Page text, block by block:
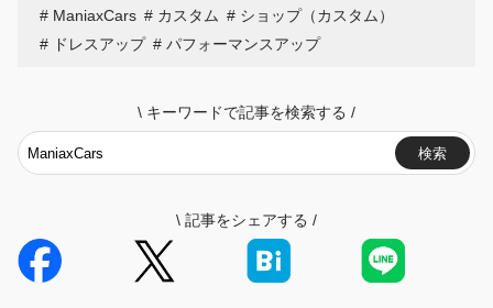
ManiaxCars
カスタム
ショップ（カスタム）
ドレスアップ
パフォーマンスアップ
\ キーワードで記事を検索する /
検索
\ 記事をシェアする /